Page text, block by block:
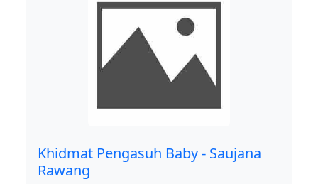
Khidmat Pengasuh Baby - Saujana
Rawang